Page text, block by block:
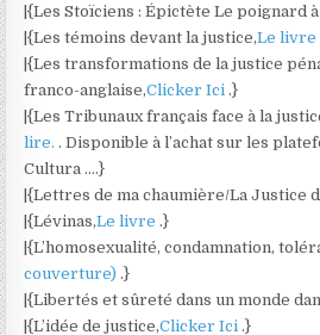
|{Les Stoïciens : Épictète Le poignard
|{Les témoins devant la justice,Le livre
|{Les transformations de la justice
franco-anglaise,Clicker Ici .}
|{Les Tribunaux français face à la
lire. . Disponible à l’achat sur les
Cultura ….}
|{Lettres de ma chaumière/La Justice
|{Lévinas,Le livre .}
|{L’homosexualité, condamnation,
couverture) .}
|{Libertés et sûreté dans un monde
|{L’idée de justice,Clicker Ici .}